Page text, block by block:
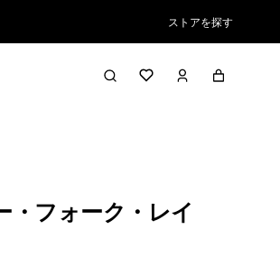
ストアを探す
・フォーク・レイ